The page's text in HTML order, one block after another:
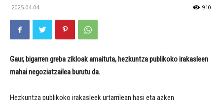
2025-04-04 910
Gaur, bigarren greba zikloak amaituta, hezkuntza publikoko irakasleen
mahai negoziatzailea burutu da.
Hezkuntza publikoko irakasleek urtarrilean hasi eta azken